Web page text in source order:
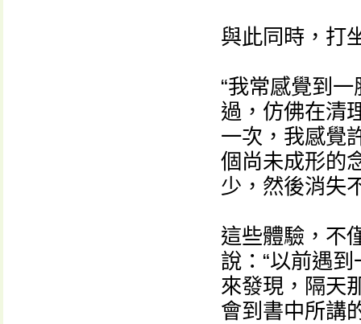
與此同時，打
“我常感覺到
過，仿佛在清
一次，我感覺
個尚未成形的
少，然後消失
這些體驗，不
說：“以前遇
來發現，隔天
會到書中所講